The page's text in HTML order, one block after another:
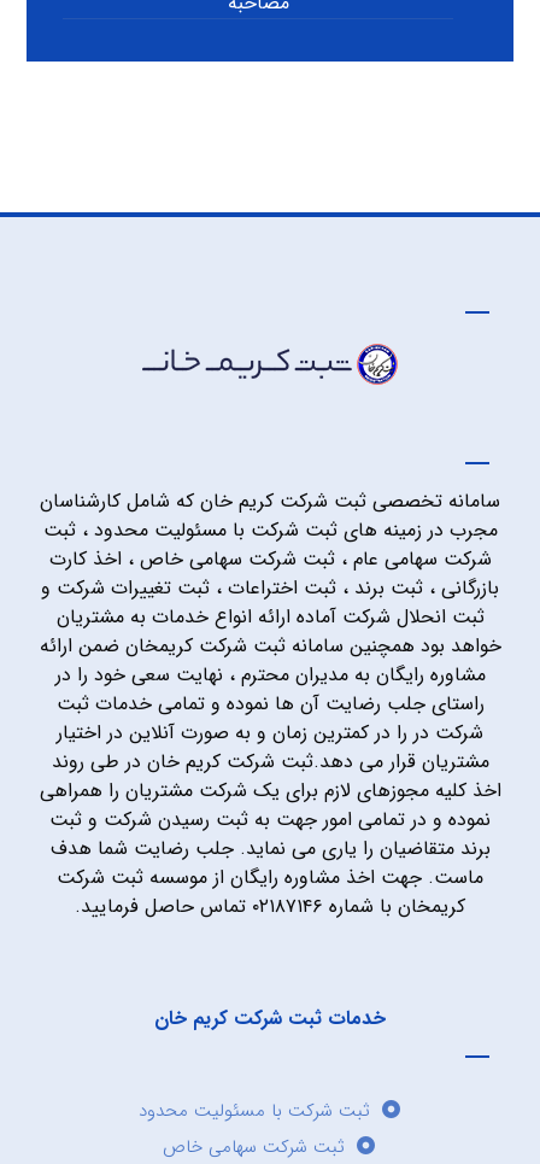
سامانه تخصصی ثبت شرکت کریم خان که شامل کارشناسان
مجرب در زمینه های ثبت شرکت با مسئولیت محدود ، ثبت
شرکت سهامی عام ، ثبت شرکت سهامی خاص ، اخذ کارت
بازرگانی ، ثبت برند ، ثبت اختراعات ، ثبت تغییرات شرکت و
ثبت انحلال شرکت آماده ارائه انواع خدمات به مشتریان
خواهد بود همچنین سامانه ثبت شرکت کریمخان ضمن ارائه
مشاوره رایگان به مدیران محترم ، نهایت سعی خود را در
راستای جلب رضایت آن ها نموده و تمامی خدمات ثبت
شرکت در را در کمترین زمان و به صورت آنلاین در اختیار
مشتریان قرار می دهد.ثبت شرکت کریم خان در طی روند
اخذ کلیه مجوزهای لازم برای یک شرکت مشتریان را همراهی
نموده و در تمامی امور جهت به ثبت رسیدن شرکت و ثبت
برند متقاضیان را یاری می نماید. جلب رضایت شما هدف
ماست. جهت اخذ مشاوره رایگان از موسسه ثبت شرکت
کریمخان با شماره ۰۲۱۸۷۱۴۶ تماس حاصل فرمایید.
خدمات ثبت شرکت کریم خان
ثبت شرکت با مسئولیت محدود
ثبت شرکت سهامی خاص